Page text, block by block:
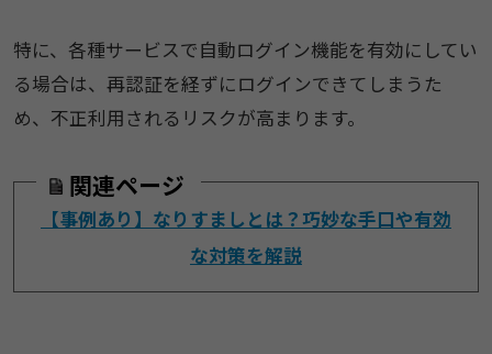
特に、各種サービスで自動ログイン機能を有効にしてい
る場合は、再認証を経ずにログインできてしまうた
め、不正利用されるリスクが高まります。
関連ページ
【事例あり】なりすましとは？巧妙な手口や有効
な対策を解説